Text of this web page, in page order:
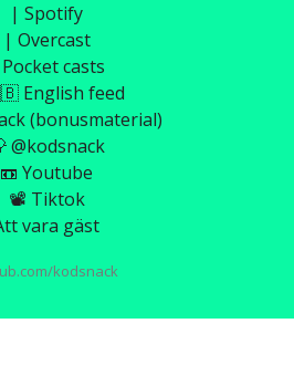
| Spotify
| Overcast
casts
English feed
(bonusmaterial)
@kodsnack
📼 Youtube
📽️ Tiktok
vara gäst
kodsnack